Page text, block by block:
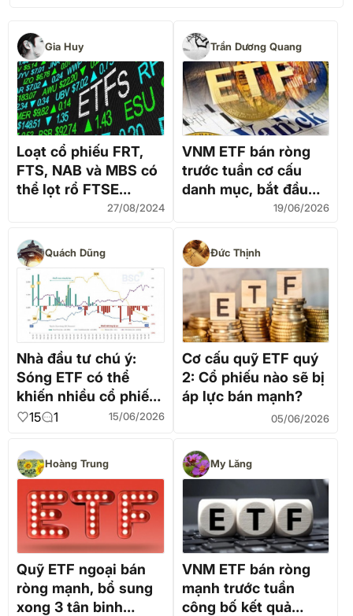
Gia Huy
Loạt cổ phiếu FRT,
FTS, NAB và MBS có
thể lọt rổ FTSE
Vietnam Index và
Vietnam Local Index
quý 3/2024
27/08/2024
Trần Dương Quang
VNM ETF bán ròng
trước tuần cơ cấu
danh mục, bắt đầu
thêm MSB và VPL19/06/2026
Quách Dũng
Nhà đầu tư chú ý:
Sóng ETF có thể
khiến nhiều cổ phiếu
biến động bất ngờ
15 1 15/06/2026
Đức Thịnh
Cơ cấu quỹ ETF quý
2: Cổ phiếu nào sẽ bị
áp lực bán mạnh?
05/06/2026
Hoàng Trung
Quỹ ETF ngoại bán
ròng mạnh, bổ sung
xong 3 tân binh
My Lăng
VNM ETF bán ròng
mạnh trước tuần
công bố kết quả